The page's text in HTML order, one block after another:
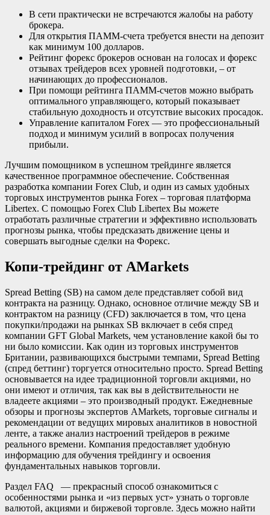
В сети практически не встречаются жалобы на работу
брокера.
Для открытия ПАММ-счета требуется внести на депозит
как минимум 100 долларов.
Рейтинг форекс брокеров основан на голосах и форекс
отзывах трейдеров всех уровней подготовки, – от
начинающих до профессионалов.
При помощи рейтинга ПАММ-счетов можно выбрать
оптимального управляющего, который показывает
стабильную доходность и отсутствие высоких просадок.
Управление капиталом Forex — это профессиональный
подход и минимум усилий в вопросах получения
прибыли.
Лучшим помощником в успешном трейдинге является
качественное программное обеспечение. Собственная
разработка компании Forex Club, и один из самых удобных
торговых инструментов рынка Forex – торговая платформа
Libertex. С помощью Forex Club Libertex Вы можете
отработать различные стратегии и эффективно использовать
прогнозы рынка, чтобы предсказать движение цены и
совершать выгодные сделки на Форекс.
Копи-трейдинг от AMarkets
Spread Betting (SB) на самом деле представляет собой вид
контракта на разницу. Однако, основное отличие между SB и
контрактом на разницу (CFD) заключается в том, что цена
покупки/продажи на рынках SB включает в себя спред
компании GFT Global Markets, чем установление какой бы то
ни было комиссии. Как один из торговых инструментов
Британии, развивающихся быстрыми темпами, Spread Betting
(спред беттинг) торгуется относительно просто. Spread Betting
основывается на идее традиционной торговли акциями, но
они имеют и отличия, так как вы в действительности не
владеете акциями – это производный продукт. Ежедневные
обзоры и прогнозы экспертов AMarkets, торговые сигналы и
рекомендации от ведущих мировых аналитиков в новостной
ленте, а также анализ настроений трейдеров в режиме
реального времени. Компания предоставляет удобную
информацию для обучения трейдингу и освоения
фундаментальных навыков торговли.
Раздел FAQ — прекрасный способ ознакомиться с
особенностями рынка и «из первых уст» узнать о торговле
валютой, акциями и биржевой торговле. Здесь можно найти